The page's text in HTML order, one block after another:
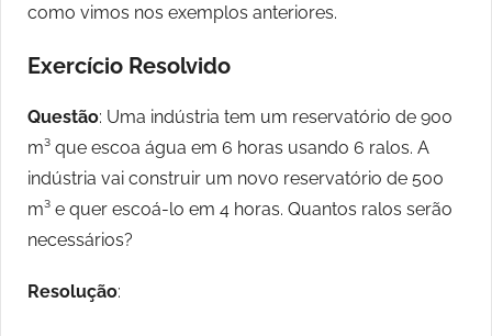
como vimos nos exemplos anteriores.
Exercício Resolvido
Questão: Uma indústria tem um reservatório de 900
m³ que escoa água em 6 horas usando 6 ralos. A
indústria vai construir um novo reservatório de 500
m³ e quer escoá-lo em 4 horas. Quantos ralos serão
necessários?
Resolução: